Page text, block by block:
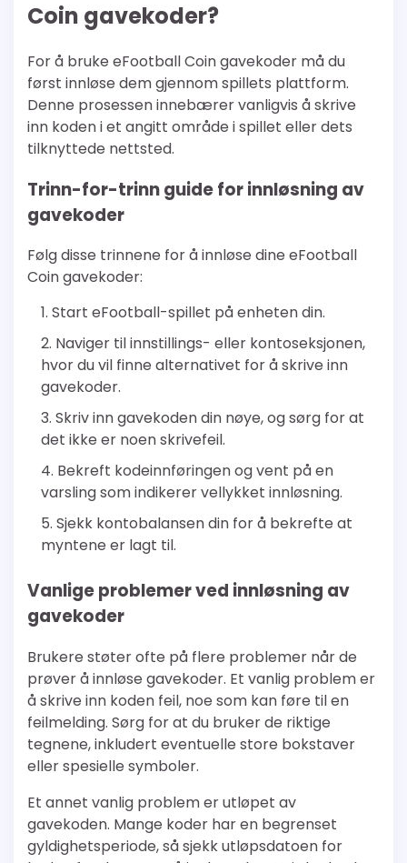
Coin gavekoder?
For å bruke eFootball Coin gavekoder må du
først innløse dem gjennom spillets plattform.
Denne prosessen innebærer vanligvis å skrive
inn koden i et angitt område i spillet eller dets
tilknyttede nettsted.
Trinn-for-trinn guide for innløsning av
gavekoder
Følg disse trinnene for å innløse dine eFootball
Coin gavekoder:
Start eFootball-spillet på enheten din.
Naviger til innstillings- eller kontoseksjonen,
hvor du vil finne alternativet for å skrive inn
gavekoder.
Skriv inn gavekoden din nøye, og sørg for at
det ikke er noen skrivefeil.
Bekreft kodeinnføringen og vent på en
varsling som indikerer vellykket innløsning.
Sjekk kontobalansen din for å bekrefte at
myntene er lagt til.
Vanlige problemer ved innløsning av
gavekoder
Brukere støter ofte på flere problemer når de
prøver å innløse gavekoder. Et vanlig problem er
å skrive inn koden feil, noe som kan føre til en
feilmelding. Sørg for at du bruker de riktige
tegnene, inkludert eventuelle store bokstaver
eller spesielle symboler.
Et annet vanlig problem er utløpet av
gavekoden. Mange koder har en begrenset
gyldighetsperiode, så sjekk utløpsdatoen for